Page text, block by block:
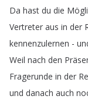
Da hast du die
Vertreter aus in der
kennenzulernen -
Weil nach den
Fragerunde in der
und danach auch